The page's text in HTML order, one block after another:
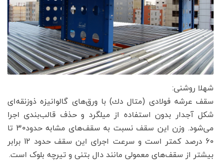
شهلا روشنی:
سقف عرشه فولادی (متال دك) با ورق‌های گالوانیزه ذوزنقه‌ای
شکل آجدار بدون استفاده از میلگرد و حذف قالب‌بندی اجرا
می‌شود. وزن این سقف نسبت به سقف‌های مشابه حدود30 تا
60 درصد کمتر است و سرعت اجرای این سقف حدود 12 برابر
بیشتر از سقف‌های معمولی مانند دال بتنی و تیرچه بلوک است.